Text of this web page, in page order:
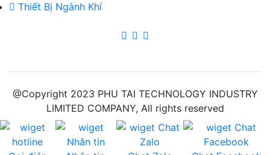
Thiết Bị Ngành Khí
@Copyright 2023 PHU TAI TECHNOLOGY INDUSTRY
LIMITED COMPANY, All rights reserved